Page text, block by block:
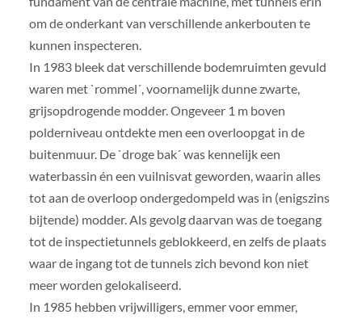
om de onderkant van verschillende ankerbouten te
kunnen inspecteren.
In 1983 bleek dat verschillende bodemruimten gevuld
waren met `rommel´, voornamelijk dunne zwarte,
grijsopdrogende modder. Ongeveer 1 m boven
polderniveau ontdekte men een overloopgat in de
buitenmuur. De `droge bak´ was kennelijk een
waterbassin én een vuilnisvat geworden, waarin alles
tot aan de overloop ondergedompeld was in (enigszins
bijtende) modder. Als gevolg daarvan was de toegang
tot de inspectietunnels geblokkeerd, en zelfs de plaats
waar de ingang tot de tunnels zich bevond kon niet
meer worden gelokaliseerd.
In 1985 hebben vrijwilligers, emmer voor emmer,